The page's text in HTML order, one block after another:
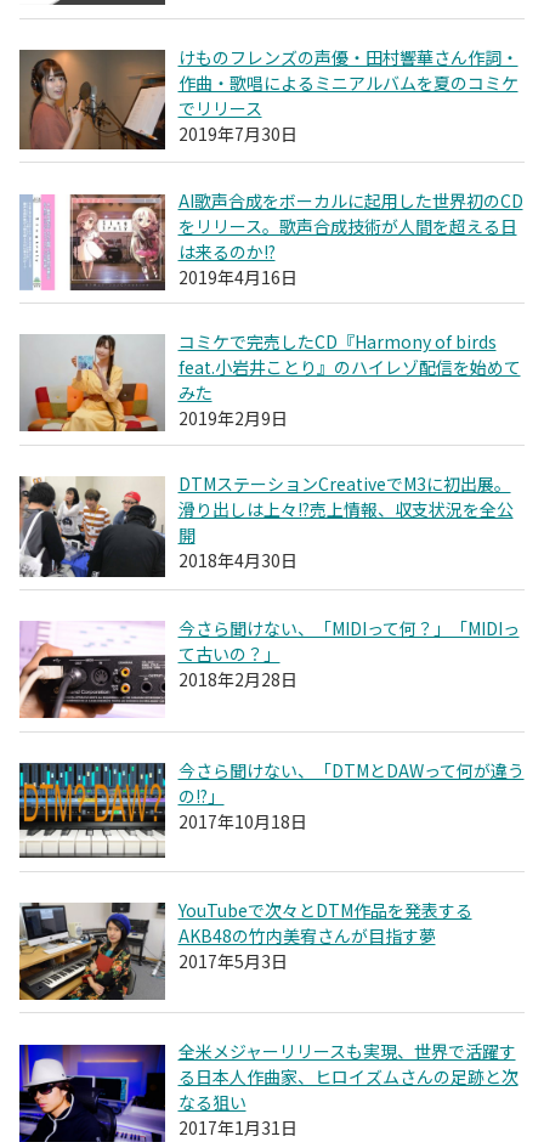
けものフレンズの声優・田村響華さん作詞・
作曲・歌唱によるミニアルバムを夏のコミケ
でリリース
2019年7月30日
AI歌声合成をボーカルに起用した世界初のCD
をリリース。歌声合成技術が人間を超える日
は来るのか!?
2019年4月16日
コミケで完売したCD『Harmony of birds
feat.小岩井ことり』のハイレゾ配信を始めて
みた
2019年2月9日
DTMステーションCreativeでM3に初出展。
滑り出しは上々!?売上情報、収支状況を全公
開
2018年4月30日
今さら聞けない、「MIDIって何？」「MIDIっ
て古いの？」
2018年2月28日
今さら聞けない、「DTMとDAWって何が違う
の!?」
2017年10月18日
YouTubeで次々とDTM作品を発表する
AKB48の竹内美宥さんが目指す夢
2017年5月3日
全米メジャーリリースも実現、世界で活躍す
る日本人作曲家、ヒロイズムさんの足跡と次
なる狙い
2017年1月31日